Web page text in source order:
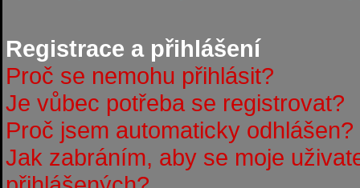
Registrace a přihlášení
Proč se nemohu přihlásit?
Je vůbec potřeba se registrovat?
Proč jsem automaticky odhlášen?
Jak zabráním, aby se moje